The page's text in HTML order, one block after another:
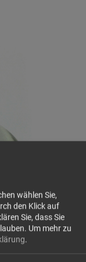
wählen Sie,
den Klick auf
Sie, dass Sie
Um mehr zu
.